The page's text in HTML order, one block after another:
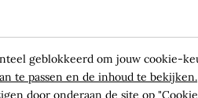
geblokkeerd om jouw cookie-
te passen en de inhoud te bekijken.
door onderaan de site op